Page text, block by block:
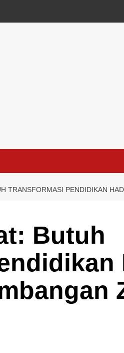
TRANSFORMASI PENDIDIKAN
Butuh